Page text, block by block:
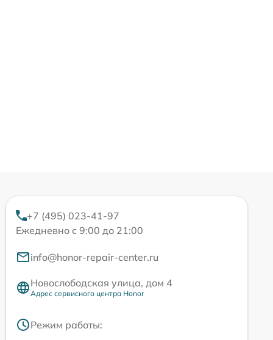
+7 (495) 023-41-97
Ежедневно с 9:00 до 21:00
info@honor-repair-center.ru
Новослободская улица, дом 4
Адрес сервисного центра Honor
Режим работы: